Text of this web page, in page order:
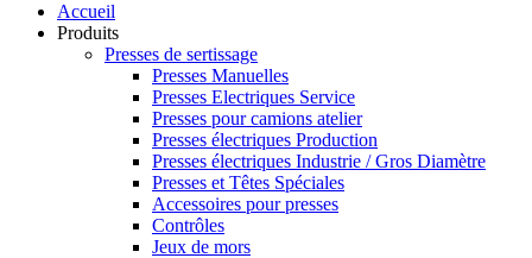
Accueil
Produits
Presses de sertissage
Presses Manuelles
Presses Electriques Service
Presses pour camions atelier
Presses électriques Production
Presses électriques Industrie / Gros Diamètre
Presses et Têtes Spéciales
Accessoires pour presses
Contrôles
Jeux de mors